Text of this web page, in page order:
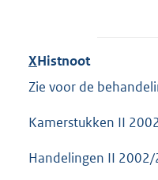
XHistnoot
Zie voor de
Kamerstukken II
Handelingen II